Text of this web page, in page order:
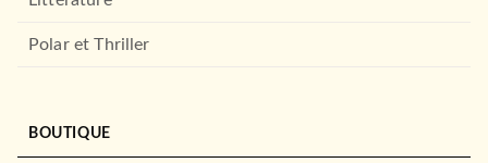
LE LIVRE DE POCHE
Polar et Thriller
BOUTIQUE